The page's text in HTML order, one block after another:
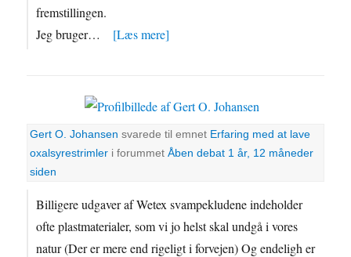
fremstillingen.
Jeg bruger…
[Læs mere]
Gert O. Johansen svarede til emnet Erfaring med at lave
oxalsyrestrimler i forummetÅben debat 1 år, 12 måneder
siden
Billigere udgaver af Wetex svampekludene indeholder
ofte plastmaterialer, som vi jo helst skal undgå i vores
natur (Der er mere end rigeligt i forvejen) Og endeligh er